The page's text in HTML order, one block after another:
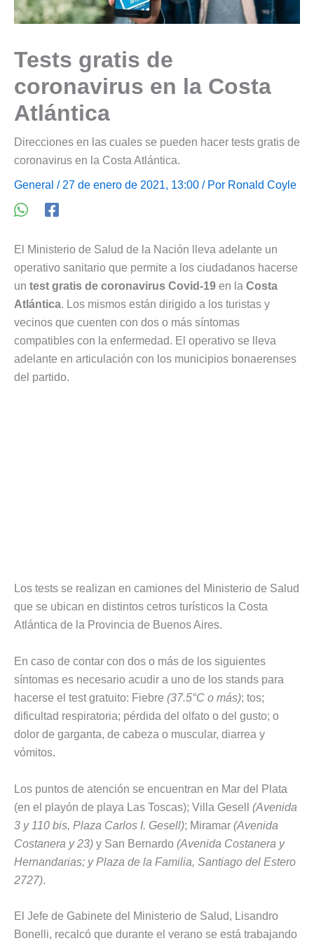
Tests gratis de
coronavirus en la Costa
Atlántica
Direcciones en las cuales se pueden hacer tests gratis de
coronavirus en la Costa Atlántica.
General / 27 de enero de 2021, 13:00 / Por Ronald Coyle
El Ministerio de Salud de la Nación lleva adelante un
operativo sanitario que permite a los ciudadanos hacerse
un test gratis de coronavirus Covid-19 en la Costa
Atlántica. Los mismos están dirigido a los turistas y
vecinos que cuenten con dos o más síntomas
compatibles con la enfermedad. El operativo se lleva
adelante en articulación con los municipios bonaerenses
del partido.
Los tests se realizan en camiones del Ministerio de Salud
que se ubican en distintos cetros turísticos la Costa
Atlántica de la Provincia de Buenos Aires.
En caso de contar con dos o más de los siguientes
síntomas es necesario acudir a uno de los stands para
hacerse el test gratuito: Fiebre (37.5°C o más); tos;
dificultad respiratoria; pérdida del olfato o del gusto; o
dolor de garganta, de cabeza o muscular, diarrea y
vómitos.
Los puntos de atención se encuentran en Mar del Plata
(en el playón de playa Las Toscas); Villa Gesell (Avenida
3 y 110 bis, Plaza Carlos I. Gesell); Miramar (Avenida
Costanera y 23) y San Bernardo (Avenida Costanera y
Hernandarias; y Plaza de la Familia, Santiago del Estero
2727).
El Jefe de Gabinete del Ministerio de Salud, Lisandro
Bonelli, recalcó que durante el verano se está trabajando